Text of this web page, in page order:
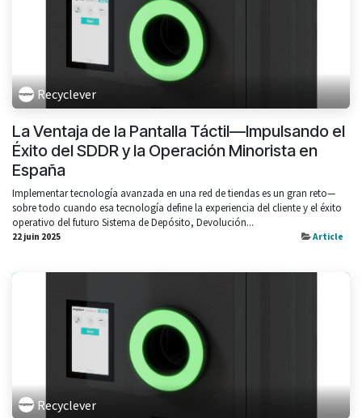
Recyclever
La Ventaja de la Pantalla Táctil—Impulsando el
Éxito del SDDR y la Operación Minorista en
España
Implementar tecnología avanzada en una red de tiendas es un gran reto—
sobre todo cuando esa tecnología define la experiencia del cliente y el éxito
operativo del futuro Sistema de Depósito, Devolución...
22 juin 2025 Article
Recyclever